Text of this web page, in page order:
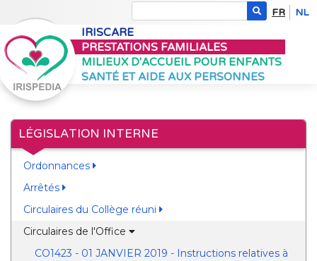
FR NL
IRISCARE
PRESTATIONS FAMILIALES
MILIEUX D'ACCUEIL POUR ENFANTS
SANTÉ ET AIDE AUX PERSONNES
LÉGISLATION INTERNE
Ordonnances
Arrêtés
Circulaires du Collège réuni
Circulaires de l'Office
CO1423 - 01 JANVIER 2019 - Instructions relatives à